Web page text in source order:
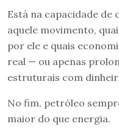
Está na capacidade
aquele movimento,
por ele e quais
real — ou apenas
estruturais com
No fim, petróleo
maior do que energia.